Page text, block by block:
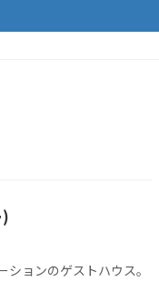
ョンのゲストハウス。